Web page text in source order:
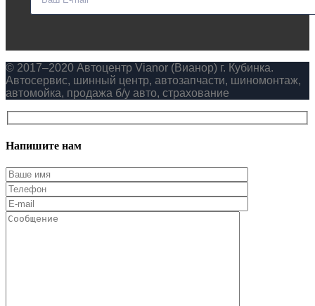
© 2017–2020 Автоцентр Vianor (Вианор) г. Кубинка.
Автосервис, шинный центр, автозапчасти, шиномонтаж,
автомойка, продажа б/у авто, страхование
Напишите нам